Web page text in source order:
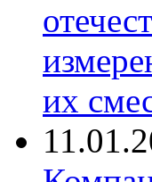
их